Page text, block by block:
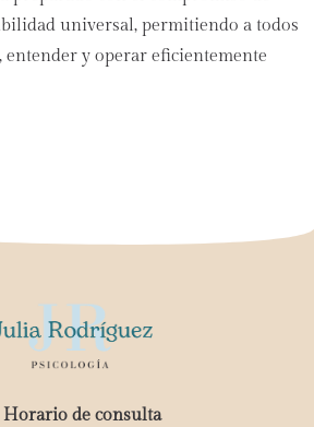
universal, permitiendo a todos
entender y operar eficientemente
Horario de consulta